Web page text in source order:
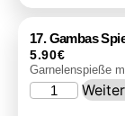
17. Gambas
5.90€
Garnelenspieße